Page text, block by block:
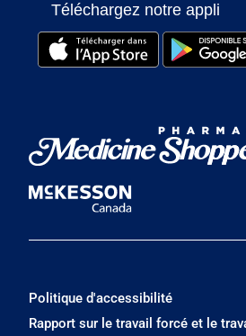
Téléchargez notre appli
Politique d'accessibilité
Rapport sur le travail forcé et le